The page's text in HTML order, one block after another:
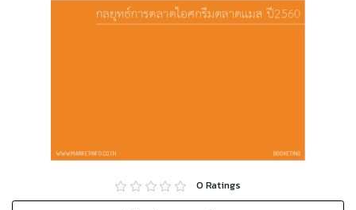
0 Ratings